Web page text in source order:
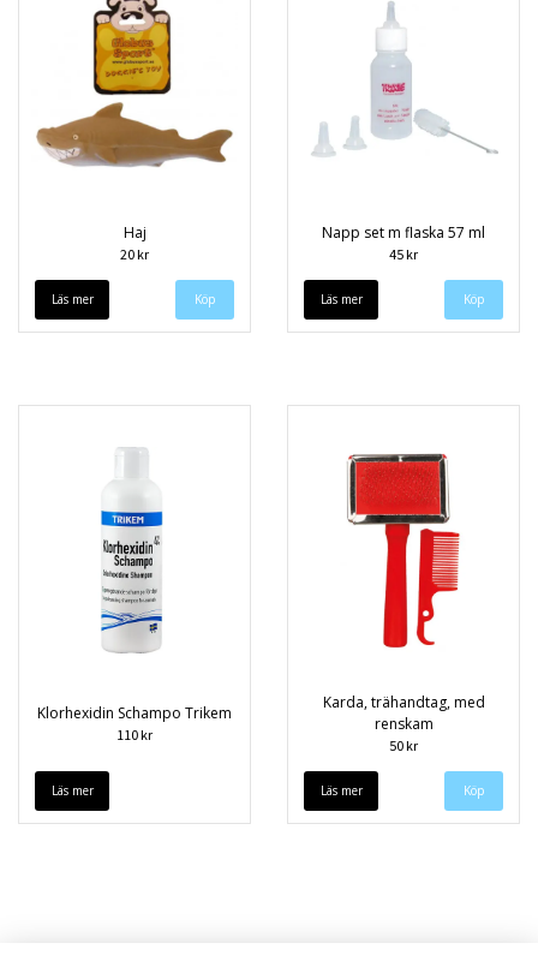
Haj
20 kr
Läs mer
Napp set m flaska 57 ml
45 kr
Läs mer
Klorhexidin Schampo Trikem
110 kr
Läs mer
Karda, trähandtag, med
renskam
50 kr
Läs mer